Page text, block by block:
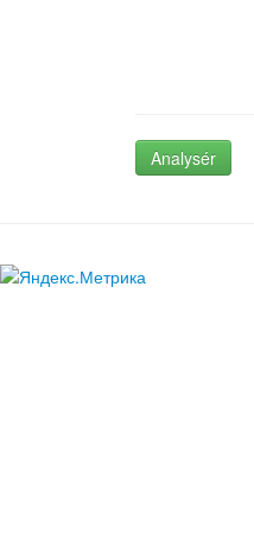
Analysér